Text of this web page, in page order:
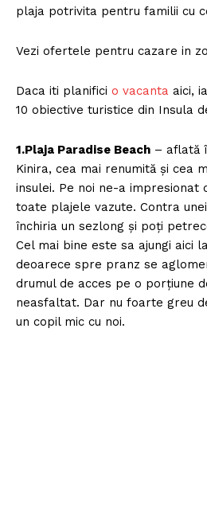
plaja potrivita pentru familii cu
Vezi ofertele pentru cazare in
Daca iti planifici o vacanta aici,
10 obiective turistice din Insula
1.Plaja Paradise Beach – aflată
Kinira, cea mai renumită şi cea
insulei. Pe noi ne-a impresionat
toate plajele vazute. Contra
închiria un sezlong şi poţi
Cel mai bine este sa ajungi aici
deoarece spre pranz se
drumul de acces pe o porţiune
neasfaltat. Dar nu foarte greu
un copil mic cu noi.